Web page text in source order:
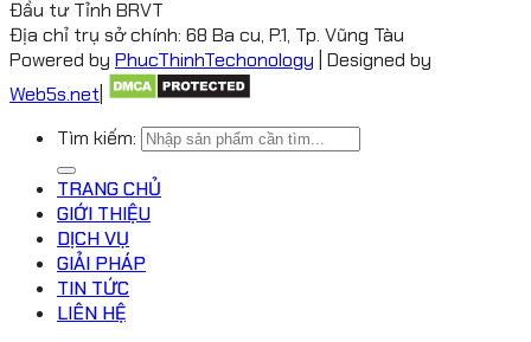
Đầu tư Tỉnh BRVT
Địa chỉ trụ sở chính: 68 Ba cu, P.1, Tp. Vũng Tàu
Powered by PhucThinhTechonology | Designed by
Web5s.net
Tìm kiếm:
TRANG CHỦ
GIỚI THIỆU
DỊCH VỤ
GIẢI PHÁP
TIN TỨC
LIÊN HỆ